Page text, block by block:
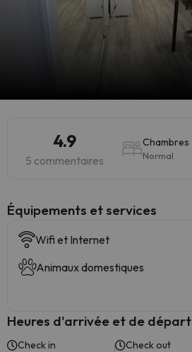
4.9
5 commentaires
Chambres
Normal
​Équipements et services
Wifi et Internet
Animaux domestiques
Heures d'arrivée et de départ
Check in Check out